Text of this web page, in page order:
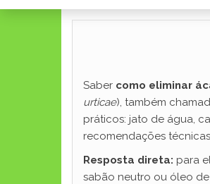
Saber como eliminar
urticae), também
práticos: jato de água,
recomendações
Resposta direta: para
sabão neutro ou óleo